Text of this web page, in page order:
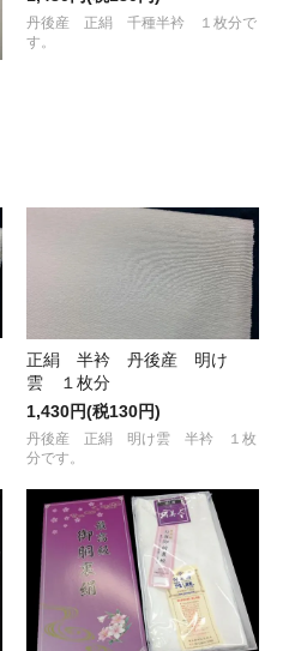
丹後産 正絹 千種半衿 １枚分で
す。
正絹 半衿 丹後産 明け
雲 １枚分
1,430円(税130円)
丹後産 正絹 明け雲 半衿 １枚
分です。